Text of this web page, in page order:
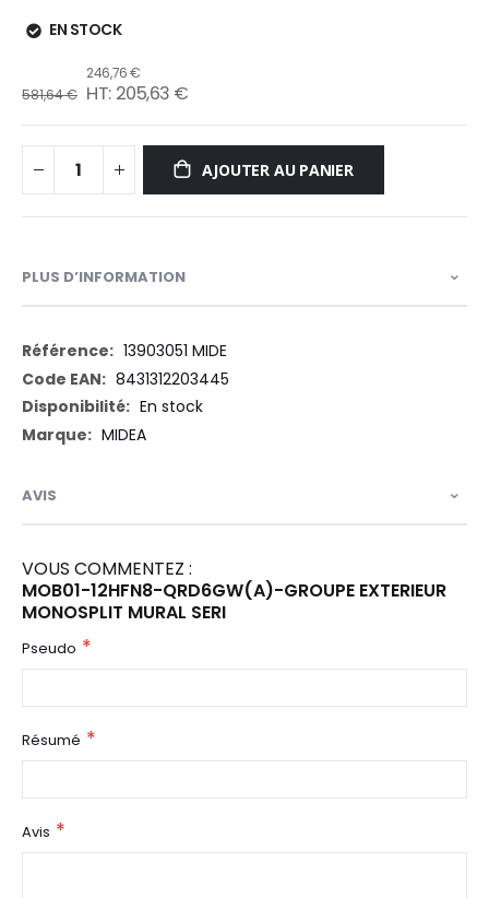
EN STOCK
581,64 €
246,76 €
205,63 €
AJOUTER AU PANIER
PLUS D’INFORMATION
Plus
d’information
13903051 MIDE
8431312203445
En stock
MIDEA
AVIS
VOUS COMMENTEZ :
MOB01-12HFN8-QRD6GW(A)-GROUPE EXTERIEUR
MONOSPLIT MURAL SERI
Pseudo
Résumé
Avis